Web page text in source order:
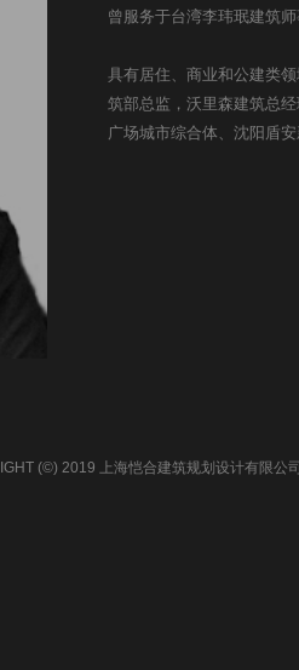
曾服务于台湾李玮珉建筑
具有居住、商业和公建类
筑部总监，沃里森建筑总
广场城市综合体、沈阳盾
(©) 2019 上海恺合建筑规划设计有限公